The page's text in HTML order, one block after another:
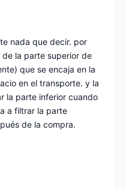
nada que decir. por
la parte superior de
que se encaja en la
en el transporte. y la
la parte inferior cuando
a filtrar la parte
de la compra.